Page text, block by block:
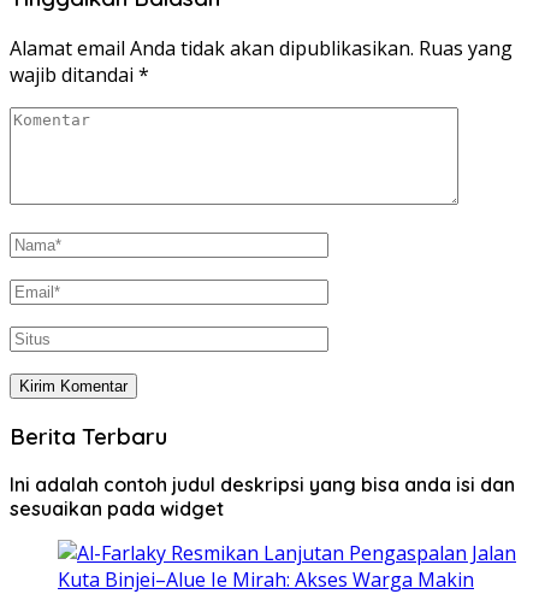
Alamat email Anda tidak akan dipublikasikan. Ruas yang
wajib ditandai *
Berita Terbaru
Ini adalah contoh judul deskripsi yang bisa anda isi dan
sesuaikan pada widget